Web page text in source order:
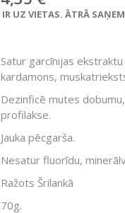
IR UZ VIETAS. ĀTRĀ
Satur garcīnijas
kardamons,
Dezinficē mutes
profilakse.
Jauka pēcgarša.
Nesatur fluorīdu,
Ražots Šrilankā
70g.